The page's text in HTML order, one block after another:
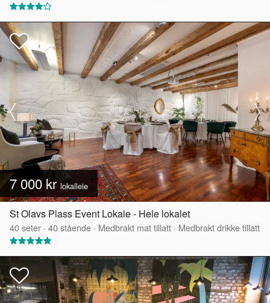
7 000 krlokalleie
St Olavs Plass Event Lokale - Hele lokalet
40seter · 40stående · Medbrakt mat tillatt · Medbrakt drikke tillatt